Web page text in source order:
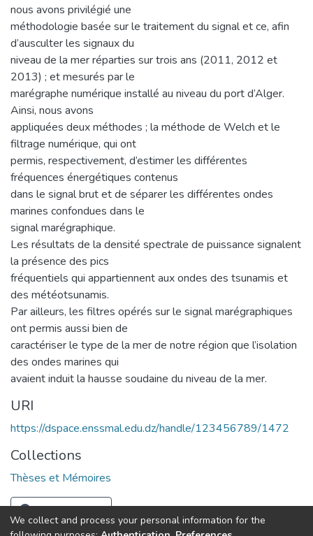
nous avons privilégié une
méthodologie basée sur le traitement du signal et ce, afin
d’ausculter les signaux du
niveau de la mer réparties sur trois ans (2011, 2012 et
2013) ; et mesurés par le
marégraphe numérique installé au niveau du port d’Alger.
Ainsi, nous avons
appliquées deux méthodes ; la méthode de Welch et le
filtrage numérique, qui ont
permis, respectivement, d’estimer les différentes
fréquences énergétiques contenus
dans le signal brut et de séparer les différentes ondes
marines confondues dans le
signal marégraphique.
Les résultats de la densité spectrale de puissance signalent
la présence des pics
fréquentiels qui appartiennent aux ondes des tsunamis et
des météotsunamis.
Par ailleurs, les filtres opérés sur le signal marégraphiques
ont permis aussi bien de
caractériser le type de la mer de notre région que l’isolation
des ondes marines qui
avaient induit la hausse soudaine du niveau de la mer.
URI
https://dspace.enssmal.edu.dz/handle/123456789/1472
Collections
Thèses et Mémoires
Full item page
We collect and process your personal information for the